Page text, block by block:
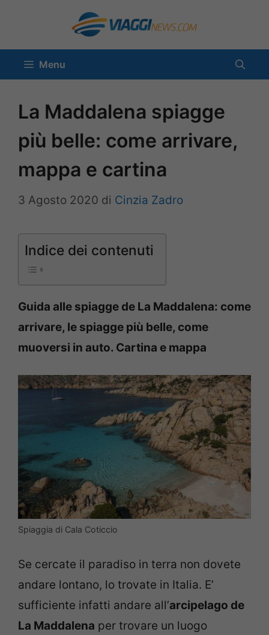
contenuto
Menu
La Maddalena spiagge
più belle: come arrivare,
mappa e cartina
3 Agosto 2020 di Cinzia Zadro
Indice dei contenuti
Guida alle spiagge de La Maddalena: come
arrivare, le spiagge più belle, come
muoversi in auto. Cartina e mappa
Spiaggia di Cala Coticcio
Se cercate il paradiso in terra non dovete
andare lontano, lo trovate in Italia. E’
sufficiente infatti andare all’arcipelago de
La Maddalena per trovare un luogo